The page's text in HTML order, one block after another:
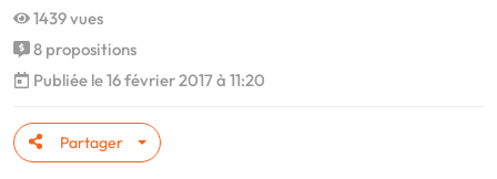
1439 vues
8 propositions
Publiée le 16 février 2017 à 11:20
Partager